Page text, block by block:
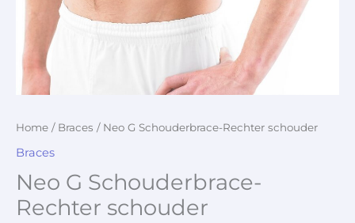
Home / Braces / Neo G Schouderbrace-Rechter schouder
Braces
Neo G Schouderbrace-
Rechter schouder